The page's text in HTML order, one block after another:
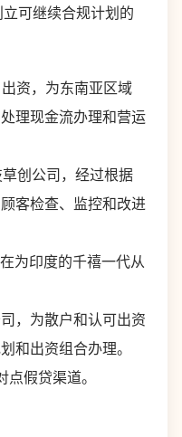
可继续合规计划的
资，为东南亚区域
理现金流办理和营运
创公司，经过根据
客检查、监控和改进
为印度的千禧一代从
，为散户和认可出资
和出资组合办理。
假贷渠道。